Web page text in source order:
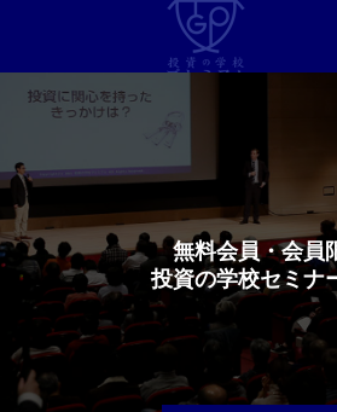
無料会員・会員
投資の学校セミ ナ